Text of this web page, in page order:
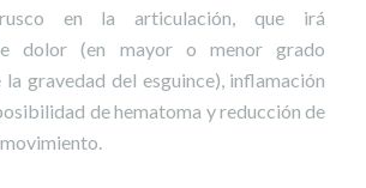
en la articulación, que irá
dolor (en mayor o menor grado
la gravedad del esguince), inflamación
de hematoma y reducción de